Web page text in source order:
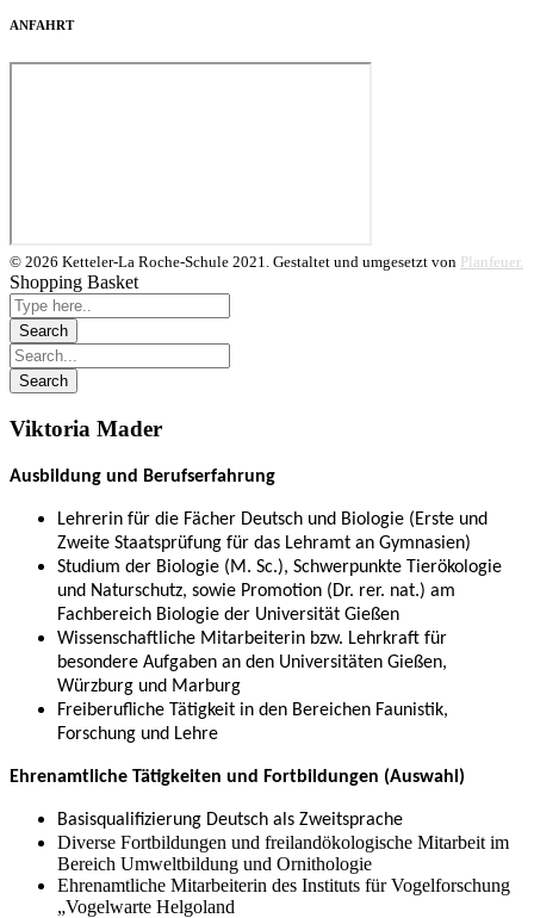
ANFAHRT
© 2026 Ketteler-La Roche-Schule 2021. Gestaltet und umgesetzt von Planfeuer.
Shopping Basket
Viktoria Mader
Ausbildung und Berufserfahrung
Lehrerin für die Fächer Deutsch und Biologie (Erste und
Zweite Staatsprüfung für das Lehramt an Gymnasien)
Studium der Biologie (M. Sc.), Schwerpunkte Tierökologie
und Naturschutz, sowie Promotion (Dr. rer. nat.) am
Fachbereich Biologie der Universität Gießen
Wissenschaftliche Mitarbeiterin bzw. Lehrkraft für
besondere Aufgaben an den Universitäten Gießen,
Würzburg und Marburg
Freiberufliche Tätigkeit in den Bereichen Faunistik,
Forschung und Lehre
Ehrenamtliche Tätigkeiten und Fortbildungen (Auswahl)
Basisqualifizierung Deutsch als Zweitsprache
Diverse Fortbildungen und freilandökologische Mitarbeit im
Bereich Umweltbildung und Ornithologie
Ehrenamtliche Mitarbeiterin des Instituts für Vogelforschung
„Vogelwarte Helgoland